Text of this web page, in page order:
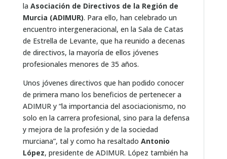
la Asociación de Directivos de la Región de
Murcia (ADIMUR). Para ello, han celebrado un
encuentro intergeneracional, en la Sala de Catas
de Estrella de Levante, que ha reunido a decenas
de directivos, la mayoría de ellos jóvenes
profesionales menores de 35 años.
Unos jóvenes directivos que han podido conocer
de primera mano los beneficios de pertenecer a
ADIMUR y “la importancia del asociacionismo, no
solo en la carrera profesional, sino para la defensa
y mejora de la profesión y de la sociedad
murciana”, tal y como ha resaltado Antonio
López, presidente de ADIMUR. López también ha